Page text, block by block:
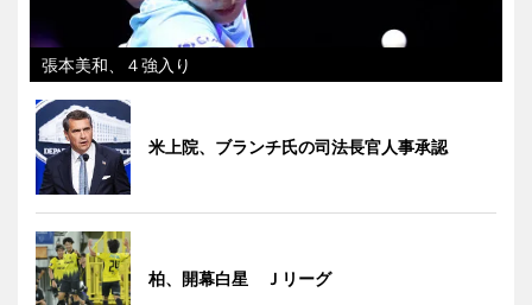
張本美和、４強入り
米上院、ブランチ氏の司法長官人事承認
柏、開幕白星 Ｊリーグ